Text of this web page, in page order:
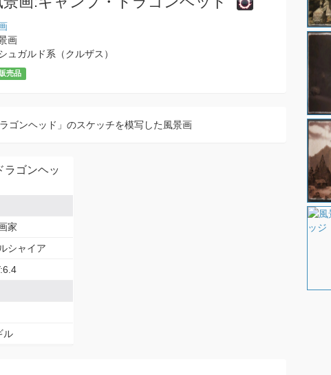
画
ュガルド系（クルザス）
売品
ゴンヘッド」のスケッチを模写した風景画
ラゴンヘッ
家
シャイア
ル